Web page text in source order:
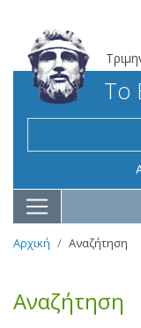
Το
Αρχική Αναζήτηση
Αναζήτηση